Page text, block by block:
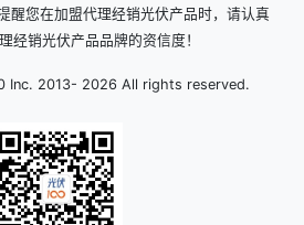
醒您在加盟代理经销光伏产品时，请认真
经销光伏产品品牌的资信度！
Inc. 2013- 2026 All rights reserved.